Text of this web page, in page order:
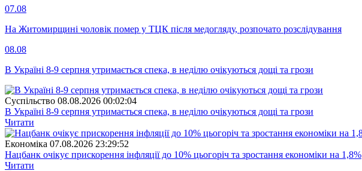
07.08
На Житомирщині чоловік помер у ТЦК після медогляду, розпочато розслідування
08.08
В Україні 8-9 серпня утримається спека, в неділю очікуються дощі та грози
Суспiльство 08.08.2026 00:02:04
В Україні 8-9 серпня утримається спека, в неділю очікуються дощі та грози
Читати
Економіка 07.08.2026 23:29:52
Нацбанк очікує прискорення інфляції до 10% цьогоріч та зростання економіки на 1,8%
Читати